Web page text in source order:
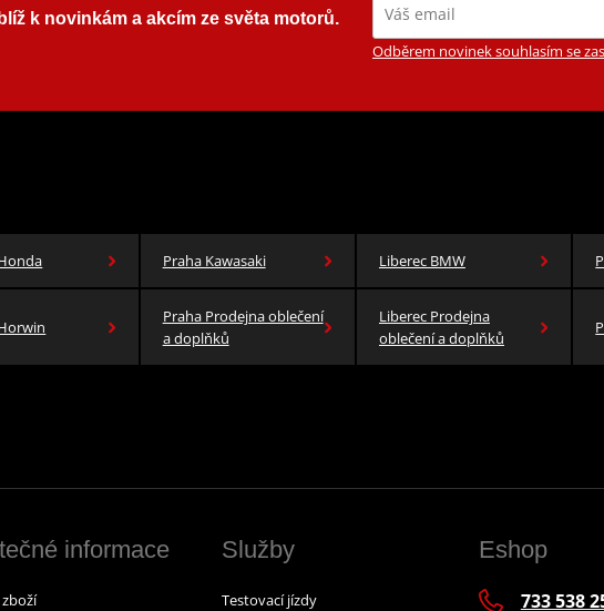
k novinkám a akcím ze světa motorů.
Odběrem novinek souhlasím se
Praha Kawasaki Liberec BMW
Praha Prodejna oblečení
a doplňků
Liberec Prodejna
oblečení a doplňků
informace Služby
Testovací jízdy
Eshop
733 538